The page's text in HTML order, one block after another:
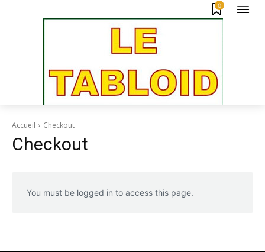
0
Accueil Checkout
Checkout
You must be logged in to access this page.